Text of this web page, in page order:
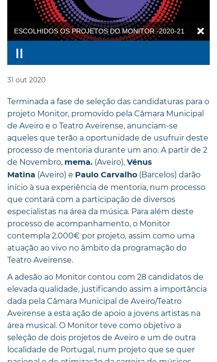
ESCOLHIDOS OS PROJETOS DO MONITOR -2020-21
31 out 2020
Terminada a fase de seleção das candidaturas para o
projeto Monitor, promovido pela Câmara Municipal
de Aveiro e o Teatro Aveirense, anunciam-se
aqueles que terão a oportunidade de usufruir deste
processo de mentoria durante um ano. A partir de 2
de Novembro, mema. (Aveiro), Vénus
Matina (Aveiro) e Paulo Carvalho (Barcelos) darão
início à sua experiência de mentoria, num processo
que contará com a participação de diversos
especialistas na área da música. Para além deste
processo de acompanhamento, o Monitor
contempla 2.000€ por projeto, assim como uma
atuação ao vivo no âmbito da programação do
Teatro Aveirense.
A adesão ao Monitor contou com 28 candidatos de
elevada qualidade, justificando assim a importância
dada pela Câmara Municipal de Aveiro/Teatro
Aveirense a esta ação de apoio a jovens artistas na
área musical. O Monitor teve como objetivo a
seleção de dois projetos de Aveiro e um de outra
localidade de Portugal, num projeto que se quer